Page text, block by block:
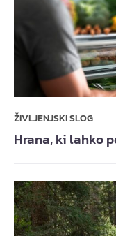
ŽIVLJENJSKI SLOG
Hrana, ki lahko